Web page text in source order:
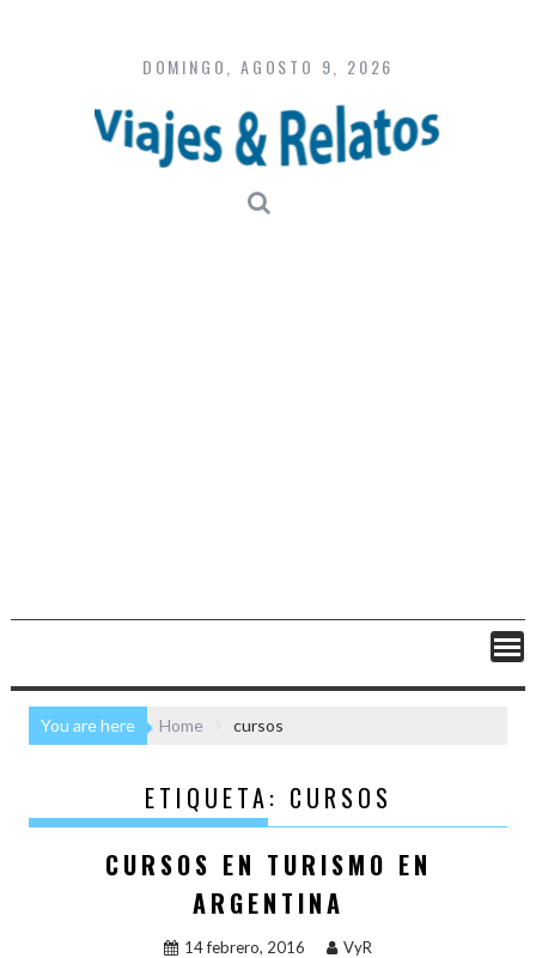
content
DOMINGO, AGOSTO 9, 2026
You are here Home cursos
ETIQUETA: CURSOS
CURSOS EN TURISMO EN
ARGENTINA
14 febrero, 2016 VyR